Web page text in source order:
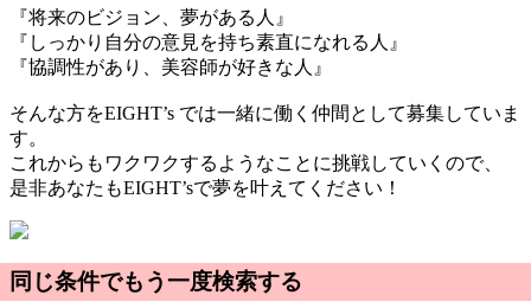
『将来のビジョン、夢がある⼈』
『しっかり自分の意見を持ち素直になれる⼈』
『協調性があり、美容師が好きな⼈』
そんな方をEIGHT’s では一緒に働く仲間として募集していま
す。
これからもワクワクするようなことに挑戦していくので、
是非あなたもEIGHT’sで夢を叶えてください！
同じ条件でもう一度検索する